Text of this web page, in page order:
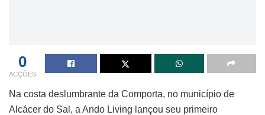
0
ACÇÕES
Na costa deslumbrante da Comporta, no município de
Alcácer do Sal, a Ando Living lançou seu primeiro